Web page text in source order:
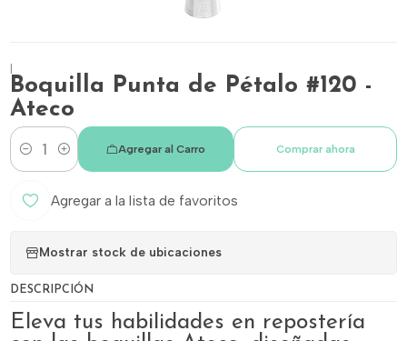
|
Boquilla Punta de Pétalo #120 -
Ateco
Cantidad
Agregar al Carro Comprar ahora
Agregar a la lista de favoritos
Mostrar stock de ubicaciones
DESCRIPCIÓN
Eleva tus habilidades en repostería